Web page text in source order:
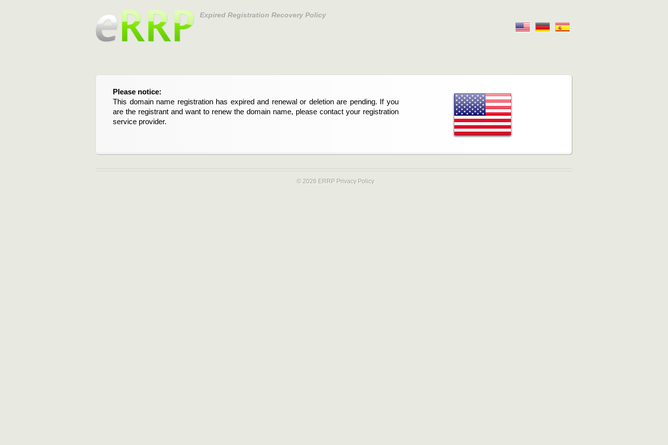
Expired Registration Recovery Policy
Please notice:
This domain name registration has expired and renewal or deletion are pending. If you
are the registrant and want to renew the domain name, please contact your registration
service provider.
Bitte beachten Sie:
Diese Domainregistrierung ist abgelaufen und die Verlängerung oder Löschung der
Domain stehen an. Wenn Sie der Registrant sind und die Domainregistrierung
verlängern möchten, kontaktieren Sie bitte Ihren Service-Provider.
© 2026 ERRP Privacy Policy